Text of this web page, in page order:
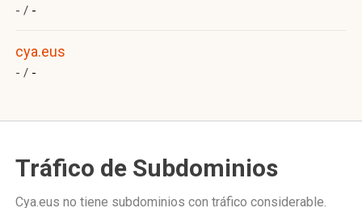
- / -
cya.eus
- / -
Tráfico de Subdominios
Cya.eus no tiene subdominios con tráfico considerable.